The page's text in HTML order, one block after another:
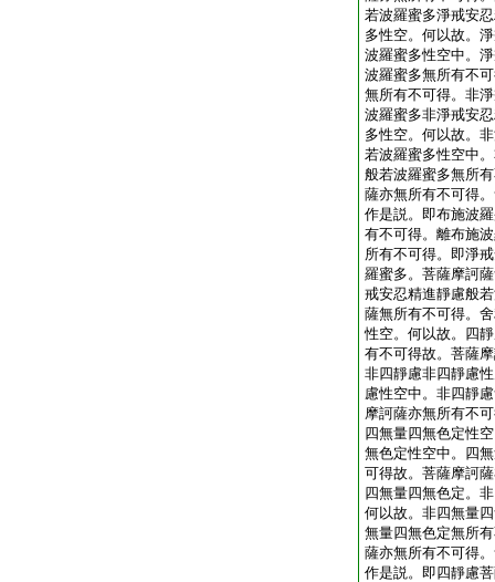
若波羅蜜多淨戒安
多性空。何以故。
波羅蜜多性空中。
波羅蜜多無所有不
無所有不可得。非
波羅蜜多非淨戒安
多性空。何以故。
若波羅蜜多性空中
般若波羅蜜多無所
薩亦無所有不可得
作是説。即布施波
有不可得。離布施
所有不可得。即淨
羅蜜多。菩薩摩訶
戒安忍精進靜慮般
薩無所有不可得。
性空。何以故。四
有不可得故。菩薩
非四靜慮非四靜慮
慮性空中。非四靜
摩訶薩亦無所有不
四無量四無色定性
無色定性空中。四
可得故。菩薩摩訶
四無量四無色定。
何以故。非四無量
無量四無色定無所
薩亦無所有不可得
作是説。即四靜慮